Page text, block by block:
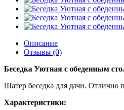
Описание
Отзывы (0)
Беседка Уютная с обеденным
Шатер беседка для дачи. Отлично
Характеристики: